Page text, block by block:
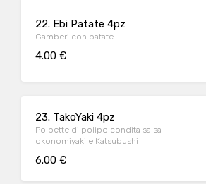
22. Ebi Patate 4pz
Gamberi con patate
4.00 €
23. TakoYaki 4pz
Polpette di polipo condita salsa
okonomiyaki e Katsubushi
6.00 €